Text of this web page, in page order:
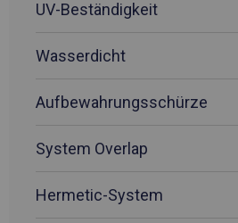
UV-Beständigkeit
Wasserdicht
Aufbewahrungsschürze
System Overlap
Hermetic-System